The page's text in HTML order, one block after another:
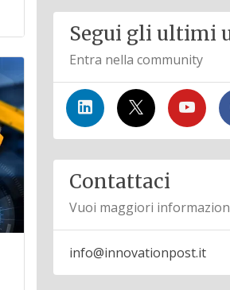
Segui gli ultimi
Entra nella community
Contattaci
Vuoi maggiori
info@innovationpost.it